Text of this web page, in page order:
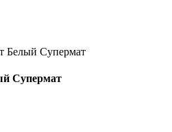
Супермат